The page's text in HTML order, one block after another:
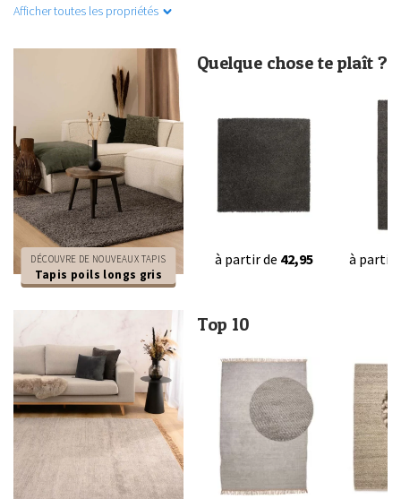
Afficher toutes les propriétés
DÉCOUVRE DE NOUVEAUX TAPIS
Tapis poils longs gris
Quelque chose te plaît ?
à partir de 42,95 à partir
Top 10